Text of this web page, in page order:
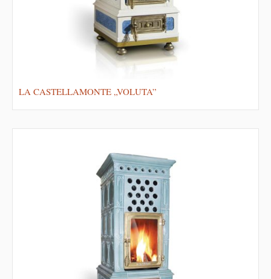
LA CASTELLAMONTE „VOLUTA”